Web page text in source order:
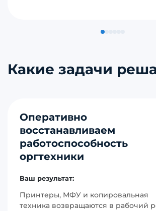
Какие задачи
Оперативно
восстанавливаем
работоспособность
оргтехники
Ваш результат:
Принтеры, МФУ и копировальная
техника возвращаются в рабочий